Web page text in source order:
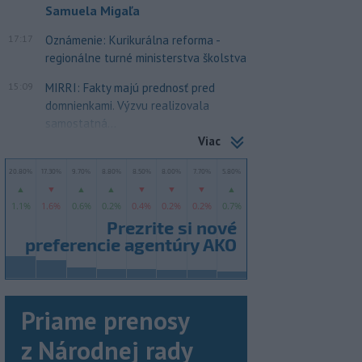
Samuela Migaľa
17:17
Oznámenie: Kurikurálna reforma -
regionálne turné ministerstva školstva
15:09
MIRRI: Fakty majú prednosť pred
domnienkami. Výzvu realizovala
samostatná...
Viac
Priame prenosy
z Národnej rady